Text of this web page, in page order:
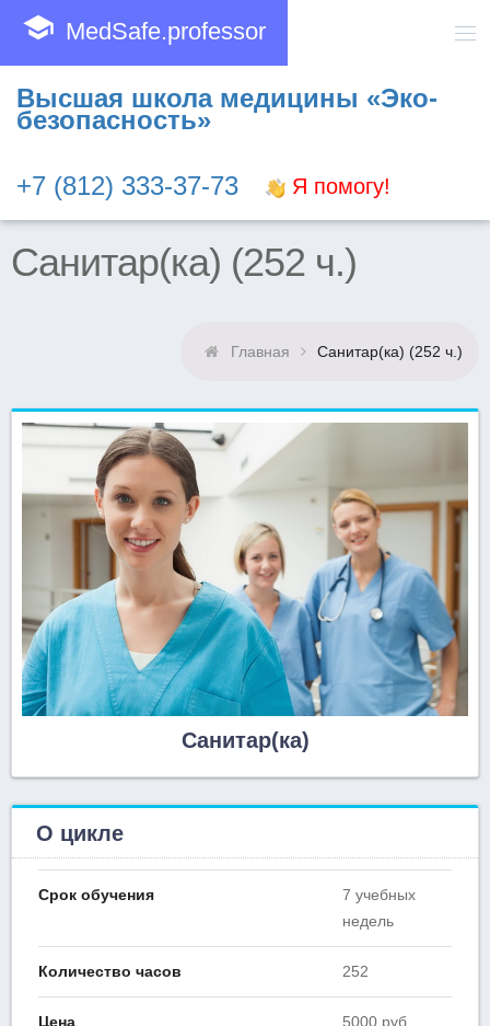
school MedSafe.professor
Высшая школа медицины «Эко-
безопасность»
+7 (812) 333-37-73 Я помогу!
Санитар(ка) (252 ч.)
Главная Санитар(ка) (252 ч.)
Санитар(ка)
О цикле
Срок обучения
7 учебных
недель
Количество часов 252
Цена 5000 руб.